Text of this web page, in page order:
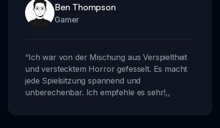
Ben Thompson
Gamer
“Ich war von der Mischung aus Verspieltheit
und verstecktem Horror gefesselt. Es macht
jede Spielsitzung spannend und
unberechenbar. Ich empfehle es sehr!,,